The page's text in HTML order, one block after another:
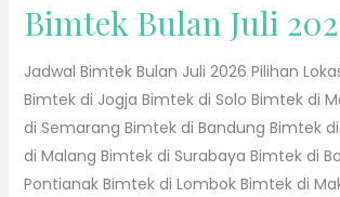
Bimtek Bulan Juli
Jadwal Bimtek Bulan Juli 2026 Pilihan
Bimtek di Jogja Bimtek di Solo Bimtek di
di Semarang Bimtek di Bandung Bimtek
di Malang Bimtek di Surabaya Bimtek di
Pontianak Bimtek di Lombok Bimtek di